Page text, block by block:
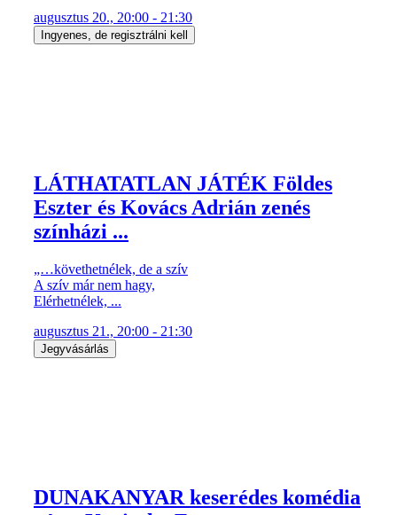
augusztus 20., 20:00 - 21:30
Ingyenes, de regisztrálni kell
LÁTHATATLAN JÁTÉK Földes
Eszter és Kovács Adrián zenés
színházi ...
„…követhetnélek, de a szív
A szív már nem hagy,
Elérhetnélek, ...
augusztus 21., 20:00 - 21:30
Jegyvásárlás
DUNAKANYAR keserédes komédia